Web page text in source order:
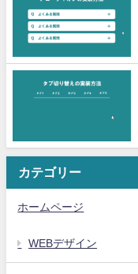
カテゴリー
ホームページ
WEBデザイン